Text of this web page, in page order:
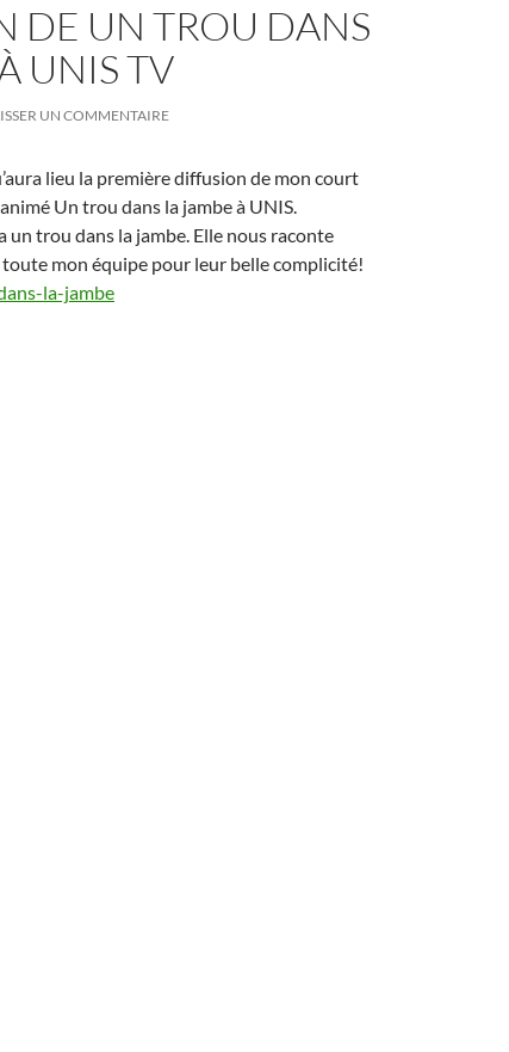
DE UN TROU DANS
UNIS TV
UN COMMENTAIRE
lieu la première diffusion de mon court
Un trou dans la jambe à UNIS.
un trou dans la jambe. Elle nous raconte
mon équipe pour leur belle complicité!
la-jambe